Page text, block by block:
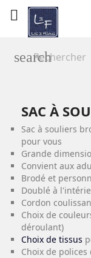

search
SAC À
Sac à souliers
pour vous
Grande
Convient aux
Brodé et
Doublé à
Cordon
Choix de
déroulant)
Choix de tissus
Choix de